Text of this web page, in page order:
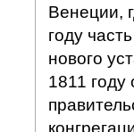
Венеции,
году
нового
1811 году